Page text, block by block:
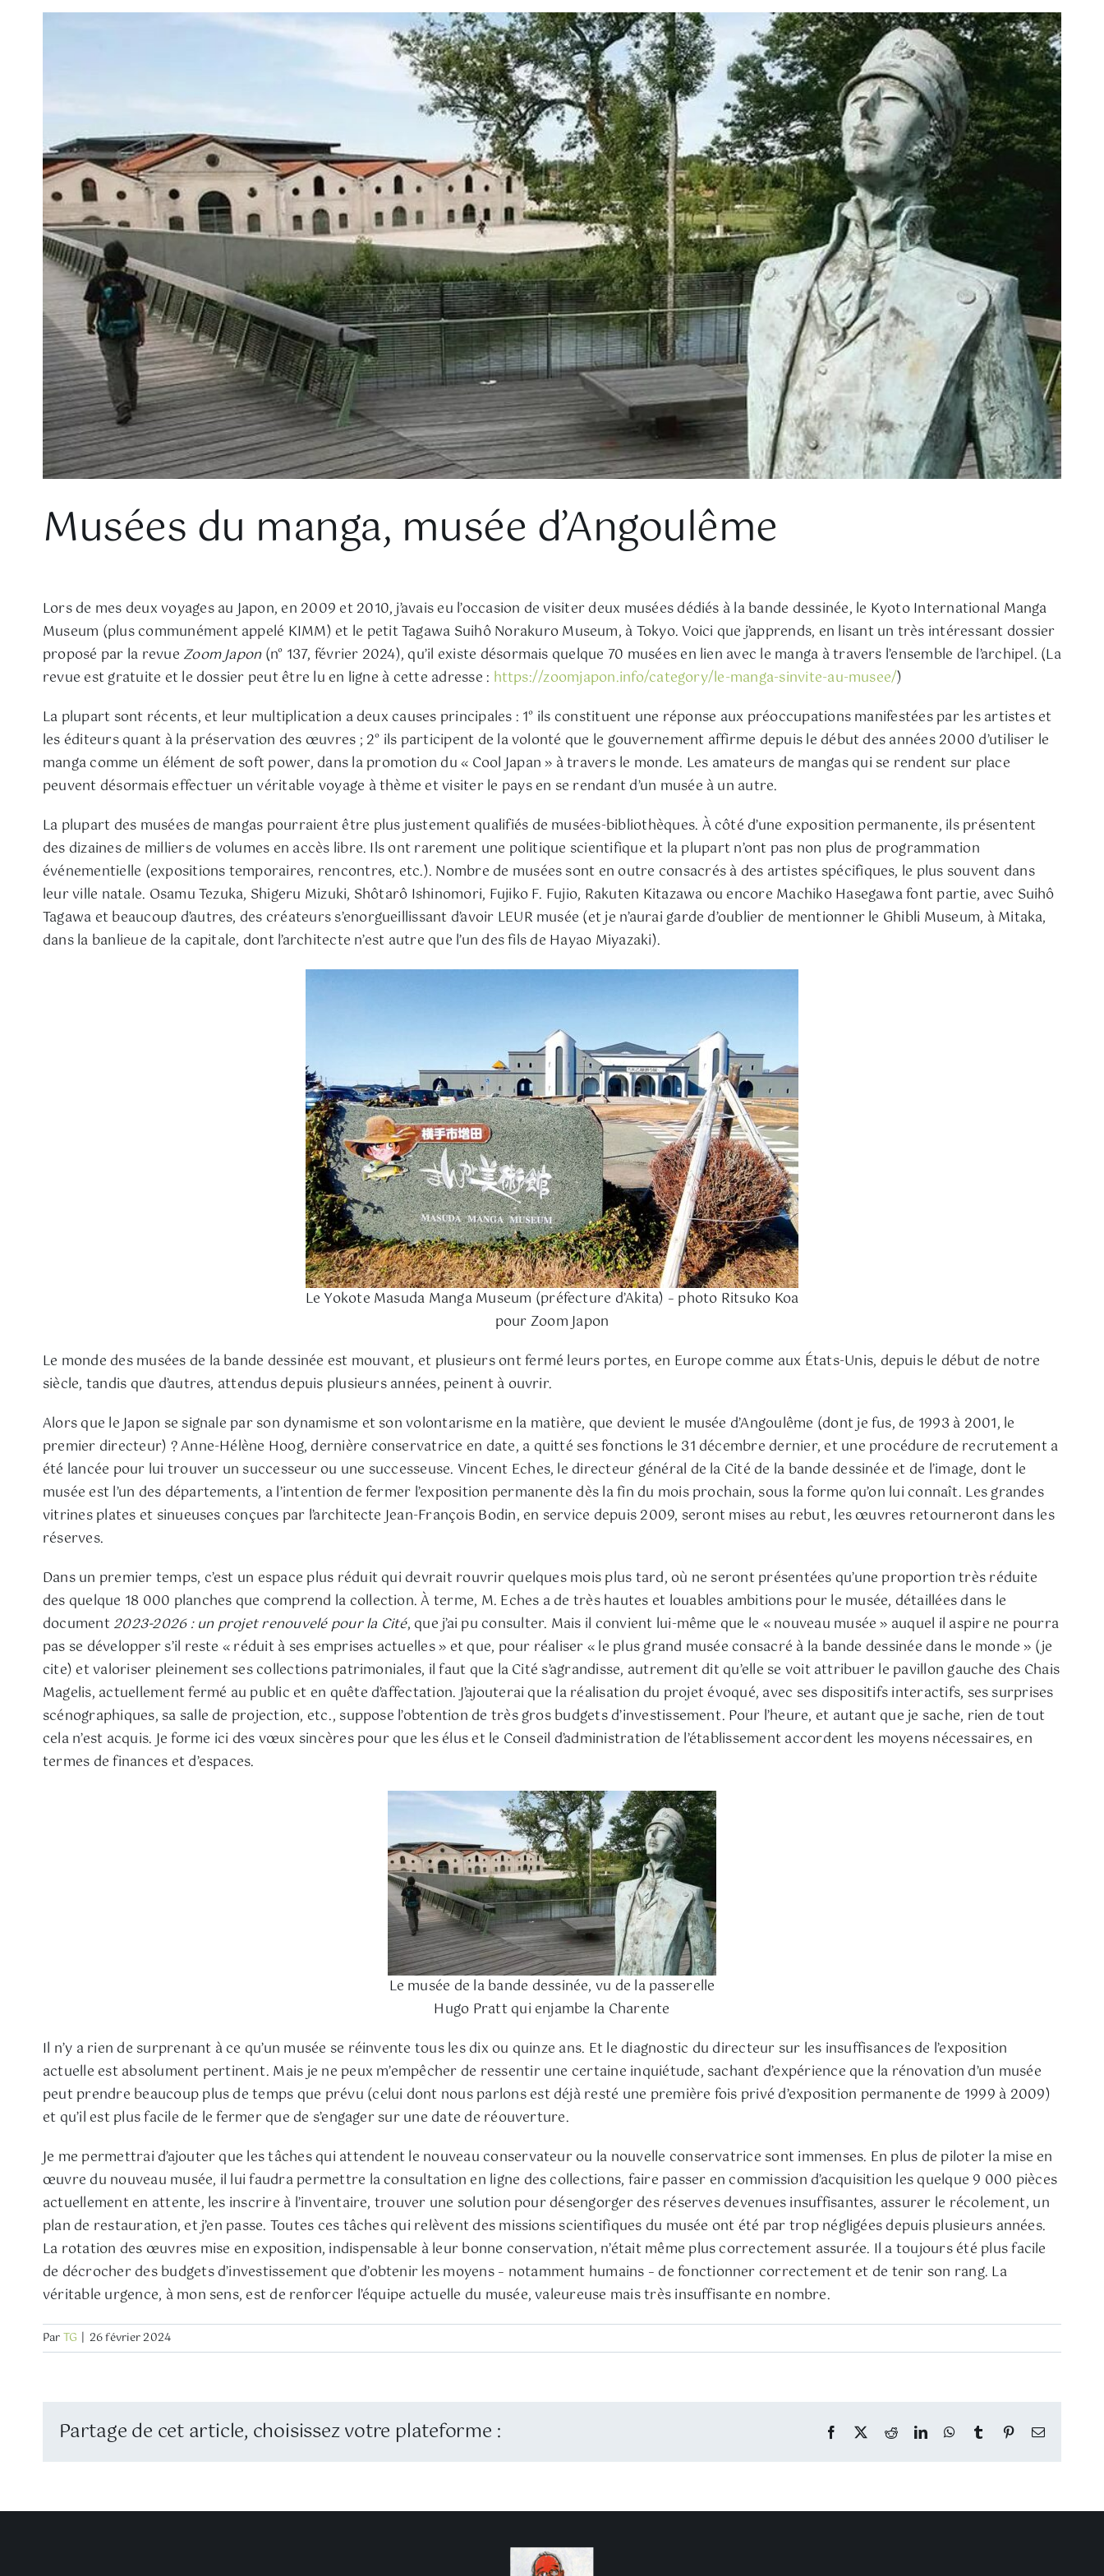
Musées du manga, musée d’Angoulême
Lors de mes deux voyages au Japon, en 2009 et 2010, j’avais eu l’occasion de visiter deux musées dédiés à la bande dessinée, le Kyoto International Manga
Museum (plus communément appelé KIMM) et le petit Tagawa Suihô Norakuro Museum, à Tokyo. Voici que j’apprends, en lisant un très intéressant dossier
proposé par la revueZoom Japon(n° 137, février 2024), qu’il existe désormais quelque 70 musées en lien avec le manga à travers l’ensemble de l’archipel. (La
revue est gratuite et le dossier peut être lu en ligne à cette adresse : https://zoomjapon.info/category/le-manga-sinvite-au-musee/)
La plupart sont récents, et leur multiplication a deux causes principales : 1° ils constituent une réponse aux préoccupations manifestées par les artistes et
les éditeurs quant à la préservation des œuvres ; 2° ils participent de la volonté que le gouvernement affirme depuis le début des années 2000 d’utiliser le
manga comme un élément de soft power, dans la promotion du « Cool Japan » à travers le monde. Les amateurs de mangas qui se rendent sur place
peuvent désormais effectuer un véritable voyage à thème et visiter le pays en se rendant d’un musée à un autre.
La plupart des musées de mangas pourraient être plus justement qualifiés de musées-bibliothèques. À côté d’une exposition permanente, ils présentent
des dizaines de milliers de volumes en accès libre. Ils ont rarement une politique scientifique et la plupart n’ont pas non plus de programmation
événementielle (expositions temporaires, rencontres, etc.). Nombre de musées sont en outre consacrés à des artistes spécifiques, le plus souvent dans
leur ville natale. Osamu Tezuka, Shigeru Mizuki, Shôtarô Ishinomori, Fujiko F. Fujio, Rakuten Kitazawa ou encore Machiko Hasegawa font partie, avec Suihô
Tagawa et beaucoup d’autres, des créateurs s’enorgueillissant d’avoir LEUR musée (et je n’aurai garde d’oublier de mentionner le Ghibli Museum, à Mitaka,
dans la banlieue de la capitale, dont l’architecte n’est autre que l’un des fils de Hayao Miyazaki).
Le Yokote Masuda Manga Museum (préfecture d’Akita) – photo Ritsuko Koa
pour Zoom Japon
Le monde des musées de la bande dessinée est mouvant, et plusieurs ont fermé leurs portes, en Europe comme aux États-Unis, depuis le début de notre
siècle, tandis que d’autres, attendus depuis plusieurs années, peinent à ouvrir.
Alors que le Japon se signale par son dynamisme et son volontarisme en la matière, que devient le musée d’Angoulême (dont je fus, de 1993 à 2001, le
premier directeur) ? Anne-Hélène Hoog, dernière conservatrice en date, a quitté ses fonctions le 31 décembre dernier, et une procédure de recrutement a
été lancée pour lui trouver un successeur ou une successeuse. Vincent Eches, le directeur général de la Cité de la bande dessinée et de l’image, dont le
musée est l’un des départements, a l’intention de fermer l’exposition permanente dès la fin du mois prochain, sous la forme qu’on lui connaît. Les grandes
vitrines plates et sinueuses conçues par l’architecte Jean-François Bodin, en service depuis 2009, seront mises au rebut, les œuvres retourneront dans les
réserves.
Dans un premier temps, c’est un espace plus réduit qui devrait rouvrir quelques mois plus tard, où ne seront présentées qu’une proportion très réduite
des quelque 18 000 planches que comprend la collection. À terme, M. Eches a de très hautes et louables ambitions pour le musée, détaillées dans le
document2023-2026 : un projet renouvelé pour la Cité, que j’ai pu consulter. Mais il convient lui-même que le « nouveau musée » auquel il aspire ne pourra
pas se développer s’il reste « réduit à ses emprises actuelles » et que, pour réaliser « le plus grand musée consacré à la bande dessinée dans le monde » (je
cite) et valoriser pleinement ses collections patrimoniales, il faut que la Cité s’agrandisse, autrement dit qu’elle se voit attribuer le pavillon gauche des Chais
Magelis, actuellement fermé au public et en quête d’affectation. J’ajouterai que la réalisation du projet évoqué, avec ses dispositifs interactifs, ses surprises
scénographiques, sa salle de projection, etc., suppose l’obtention de très gros budgets d’investissement. Pour l’heure, et autant que je sache, rien de tout
cela n’est acquis. Je forme ici des vœux sincères pour que les élus et le Conseil d’administration de l’établissement accordent les moyens nécessaires, en
termes de finances et d’espaces.
Le musée de la bande dessinée, vu de la passerelle
Hugo Pratt qui enjambe la Charente
Il n’y a rien de surprenant à ce qu’un musée se réinvente tous les dix ou quinze ans. Et le diagnostic du directeur sur les insuffisances de l’exposition
actuelle est absolument pertinent. Mais je ne peux m’empêcher de ressentir une certaine inquiétude, sachant d’expérience que la rénovation d’un musée
peut prendre beaucoup plus de temps que prévu (celui dont nous parlons est déjà resté une première fois privé d’exposition permanente de 1999 à 2009)
et qu’il est plus facile de le fermer que de s’engager sur une date de réouverture.
Je me permettrai d’ajouter que les tâches qui attendent le nouveau conservateur ou la nouvelle conservatrice sont immenses. En plus de piloter la mise en
œuvre du nouveau musée, il lui faudra permettre la consultation en ligne des collections, faire passer en commission d’acquisition les quelque 9 000 pièces
actuellement en attente, les inscrire à l’inventaire, trouver une solution pour désengorger des réserves devenues insuffisantes, assurer le récolement, un
plan de restauration, et j’en passe. Toutes ces tâches qui relèvent des missions scientifiques du musée ont été par trop négligées depuis plusieurs années.
La rotation des œuvres mise en exposition, indispensable à leur bonne conservation, n’était même plus correctement assurée. Il a toujours été plus facile
de décrocher des budgets d’investissement que d’obtenir les moyens – notamment humains – de fonctionner correctement et de tenir son rang. La
véritable urgence, à mon sens, est de renforcer l’équipe actuelle du musée, valeureuse mais très insuffisante en nombre.
ParTG 26 février 2024
Partage de cet article, choisissez votre plateforme : Facebook
TwitterRedditLinkedInWhatsApp
TumblrPinterestEmail